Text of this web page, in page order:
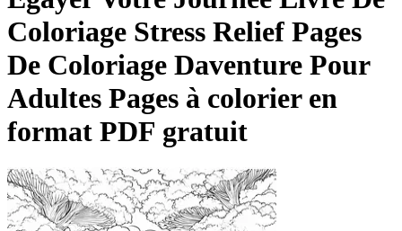
Coloriage Stress Relief Pages
De Coloriage Daventure Pour
Adultes Pages à colorier en
format PDF gratuit